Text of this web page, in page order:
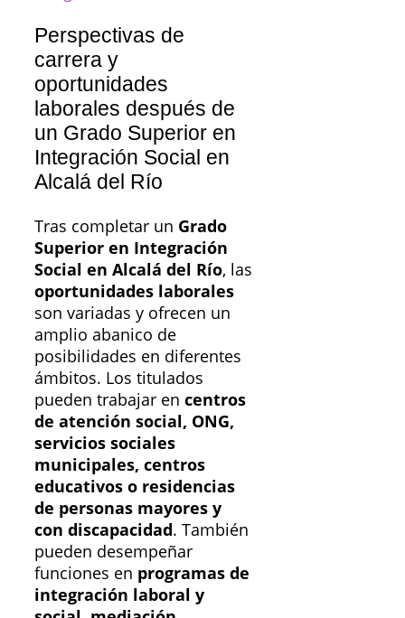
Perspectivas de
carrera y
oportunidades
laborales después de
un Grado Superior en
Integración Social en
Alcalá del Río
Tras completar un Grado
Superior en Integración
Social en Alcalá del Río, las
oportunidades laborales
son variadas y ofrecen un
amplio abanico de
posibilidades en diferentes
ámbitos. Los titulados
pueden trabajar en centros
de atención social, ONG,
servicios sociales
municipales, centros
educativos o residencias
de personas mayores y
con discapacidad. También
pueden desempeñar
funciones en programas de
integración laboral y